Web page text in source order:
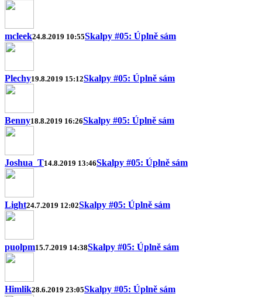
mcleek24.8.2019 10:55Skalpy #05: Úplně sám
Plechy19.8.2019 15:12Skalpy #05: Úplně sám
Benny18.8.2019 16:26Skalpy #05: Úplně sám
Joshua_T14.8.2019 13:46Skalpy #05: Úplně sám
Light24.7.2019 12:02Skalpy #05: Úplně sám
puolpm15.7.2019 14:38Skalpy #05: Úplně sám
Himlik28.6.2019 23:05Skalpy #05: Úplně sám